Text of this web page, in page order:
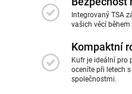
Integrovaný TSA
vašich věcí během
Kompaktní
Kufr je ideální pro
oceníte při letech
společnostmi.